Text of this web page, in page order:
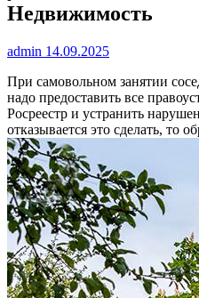
Недвижимость
admin 14.09.2025
При самовольном занятии
надо предоставить все
Росреестр и устранить
отказывается это сделать, то